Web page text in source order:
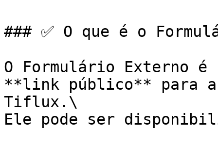
### ✅ O que é o
O Formulário Externo é
**link público** para
Tiflux.\
Ele pode ser